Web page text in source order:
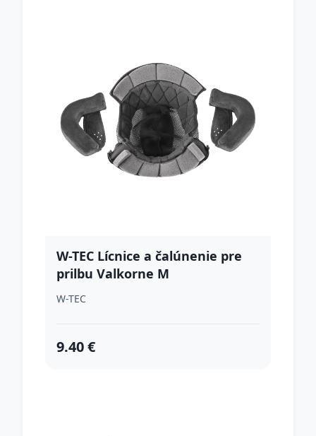
W-TEC Lícnice a čalúnenie pre
prilbu Valkorne M
W-TEC
9.40 €